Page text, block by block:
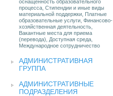
оснащенность образовательного
процесса, Стипендии и иные виды
материальной поддержки, Платные
образовательные услуги, Финансово-
хозяйственная деятельность,
Вакантные места для приема
(перевода), Доступная среда,
Международное сотрудничество
АДМИНИСТРАТИВНАЯ
ГРУППА
АДМИНИСТРАТИВНЫЕ
ПОДРАЗДЕЛЕНИЯ